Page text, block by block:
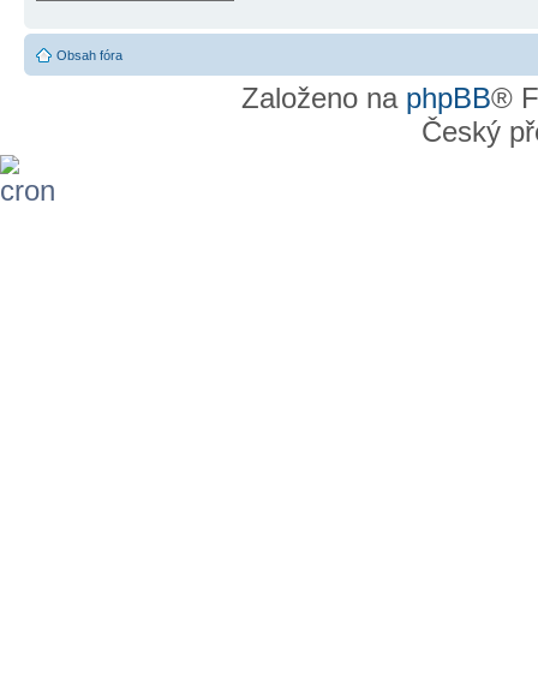
Obsah fóra
Založeno na phpBB®
Český